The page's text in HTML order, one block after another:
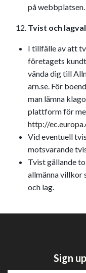
på webbplatsen.
Tvist och lagval
I tillfälle av att
företagets
vända dig till
arn.se. För
man lämna
plattform för
http://
Vid eventuell
motsvarande
Tvist gällande
allmänna villkor
och lag.
Sign